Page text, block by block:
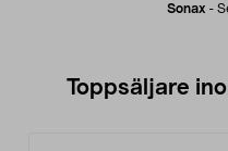
Sonax -
Toppsäljare